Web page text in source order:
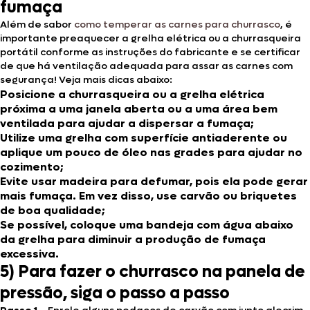
fumaça
Além de sabor como temperar as carnes para churrasco, é
importante preaquecer a grelha elétrica ou a churrasqueira
portátil conforme as instruções do fabricante e se certificar
de que há ventilação adequada para assar as carnes com
segurança! Veja mais dicas abaixo:
Posicione a churrasqueira ou a grelha elétrica
próxima a uma janela aberta ou a uma área bem
ventilada para ajudar a dispersar a fumaça;
Utilize uma grelha com superfície antiaderente ou
aplique um pouco de óleo nas grades para ajudar no
cozimento;
Evite usar madeira para defumar, pois ela pode gerar
mais fumaça. Em vez disso, use carvão ou briquetes
de boa qualidade;
Se possível, coloque uma bandeja com água abaixo
da grelha para diminuir a produção de fumaça
excessiva.
5) Para fazer o churrasco na panela de
pressão, siga o passo a passo